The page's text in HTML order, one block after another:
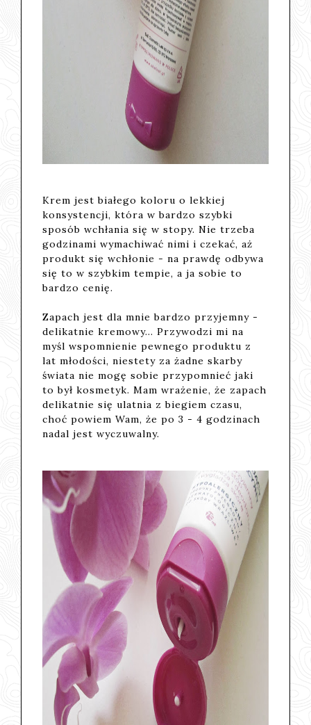
Krem jest białego koloru o lekkiej
konsystencji, która w bardzo szybki
sposób wchłania się w stopy. Nie trzeba
godzinami wymachiwać nimi i czekać, aż
produkt się wchłonie - na prawdę odbywa
się to w szybkim tempie, a ja sobie to
bardzo cenię.
Zapach jest dla mnie bardzo przyjemny -
delikatnie kremowy... Przywodzi mi na
myśl wspomnienie pewnego produktu z
lat młodości, niestety za żadne skarby
świata nie mogę sobie przypomnieć jaki
to był kosmetyk. Mam wrażenie, że zapach
delikatnie się ulatnia z biegiem czasu,
choć powiem Wam, że po 3 - 4 godzinach
nadal jest wyczuwalny.